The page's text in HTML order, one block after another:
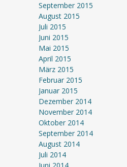
September 2015
August 2015
Juli 2015
Juni 2015
Mai 2015
April 2015
März 2015
Februar 2015
Januar 2015
Dezember 2014
November 2014
Oktober 2014
September 2014
August 2014
Juli 2014